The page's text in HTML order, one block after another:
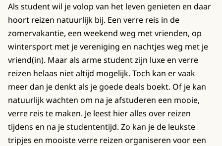
Als student wil je volop van het leven genieten en daar
hoort reizen natuurlijk bij. Een verre reis in de
zomervakantie, een weekend weg met vrienden, op
wintersport met je vereniging en nachtjes weg met je
vriend(in). Maar als arme student zijn luxe en verre
reizen helaas niet altijd mogelijk. Toch kan er vaak
meer dan je denkt als je goede deals boekt. Of je kan
natuurlijk wachten om na je afstuderen een mooie,
verre reis te maken. Je leest hier alles over reizen
tijdens en na je studententijd. Zo kan je de leukste
tripjes en mooiste verre reizen organiseren voor een